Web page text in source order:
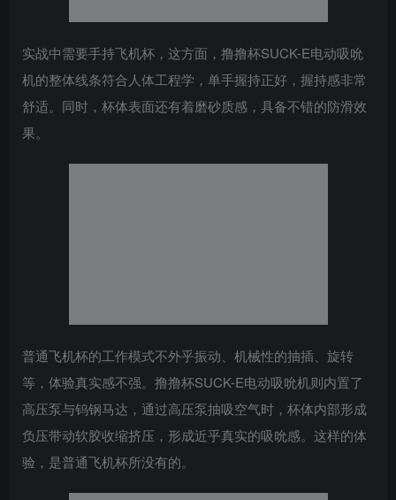
实战中需要手持飞机杯，这方面，撸撸杯SUCK-E电动吸吮
机的整体线条符合人体工程学，单手握持正好，握持感非常
舒适。同时，杯体表面还有着磨砂质感，具备不错的防滑效
果。
普通飞机杯的工作模式不外乎振动、机械性的抽插、旋转
等，体验真实感不强。撸撸杯SUCK-E电动吸吮机则内置了
高压泵与钨钢马达，通过高压泵抽吸空气时，杯体内部形成
负压带动软胶收缩挤压，形成近乎真实的吸吮感。这样的体
验，是普通飞机杯所没有的。